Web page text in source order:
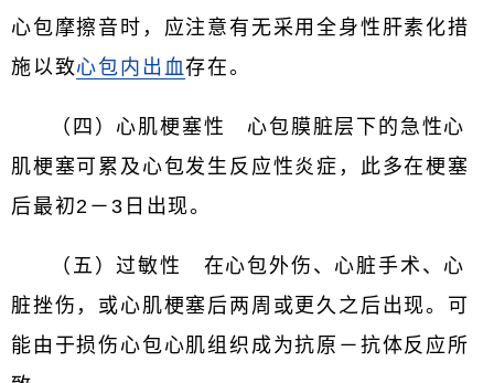
心包摩擦音时，应注意有无采用全身性肝素化措
施以致心包内出血存在。
（四）心肌梗塞性 心包膜脏层下的急性心
肌梗塞可累及心包发生反应性炎症，此多在梗塞
后最初2－3日出现。
（五）过敏性 在心包外伤、心脏手术、心
脏挫伤，或心肌梗塞后两周或更久之后出现。可
能由于损伤心包心肌组织成为抗原－抗体反应所